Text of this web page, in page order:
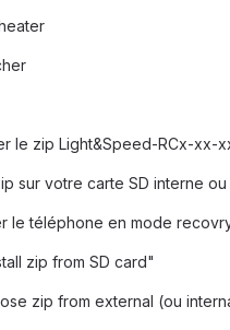
le zip Light&Speed-RCx-xx-
sur votre carte SD interne
le téléphone en mode
zip from SD card"
zip from external (ou